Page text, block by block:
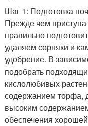
Шаг 1: Подготовка
Прежде чем
правильно
удаляем сорняки и
удобрение. В
подобрать
кислолюбивых
содержанием торфа,
высоким
обеспечения